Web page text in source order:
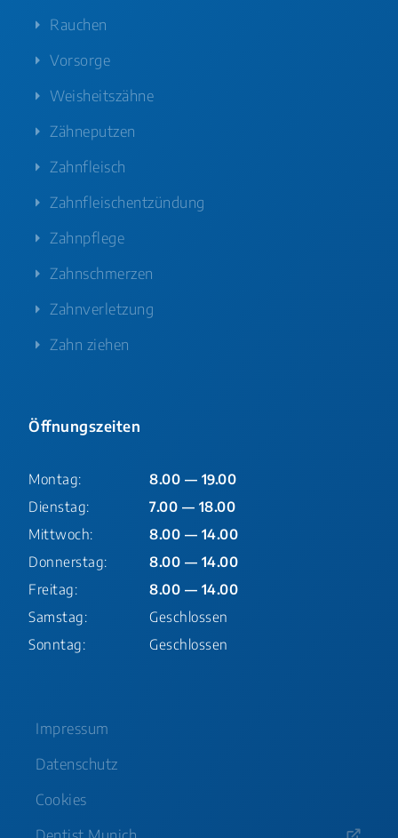
Rauchen
Vorsorge
Weisheitszähne
Zähneputzen
Zahnfleisch
Zahnfleischentzündung
Zahnpflege
Zahnschmerzen
Zahnverletzung
Zahn ziehen
Öffnungszeiten
Montag:
8.00 — 19.00
Dienstag:
7.00 — 18.00
Mittwoch:
8.00 — 14.00
Donnerstag:
8.00 — 14.00
Freitag:
8.00 — 14.00
Samstag:
Geschlossen
Sonntag:
Geschlossen
Impressum
Datenschutz
Cookies